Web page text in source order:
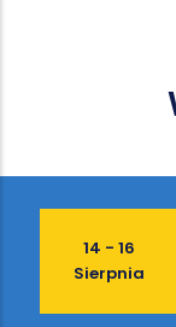
14 - 16
Sierpnia